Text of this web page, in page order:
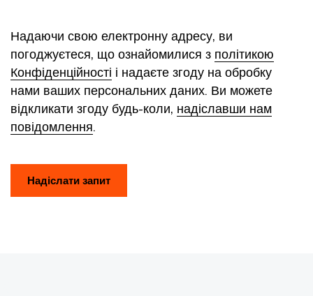
Надаючи свою електронну адресу, ви
погоджуєтеся, що ознайомилися з політикою
Конфіденційності і надаєте згоду на обробку
нами ваших персональних даних. Ви можете
відкликати згоду будь-коли, надіславши нам
повідомлення.
Надіслати запит